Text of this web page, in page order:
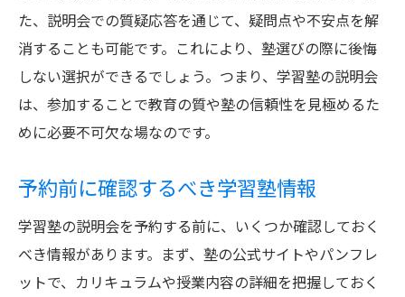
予約前に把握しておくべき事項
学習塾の比較と選定方法
説明会参加時のチェックリスト
予約のタイミングと方法
学習塾説明会での質問リストと予約成功の秘訣
質問すべき重要事項リスト
学習塾の特徴を引き出す質問
た、説明会での質疑応答を通じて、疑問点や不安点を解
消することも可能です。これにより、塾選びの際に後悔
しない選択ができるでしょう。つまり、学習塾の説明会
は、参加することで教育の質や塾の信頼性を見極めるた
めに必要不可欠な場なのです。
予約前に確認するべき学習塾情報
学習塾の説明会を予約する前に、いくつか確認しておく
べき情報があります。まず、塾の公式サイトやパンフレ
ットで、カリキュラムや授業内容の詳細を把握しておく